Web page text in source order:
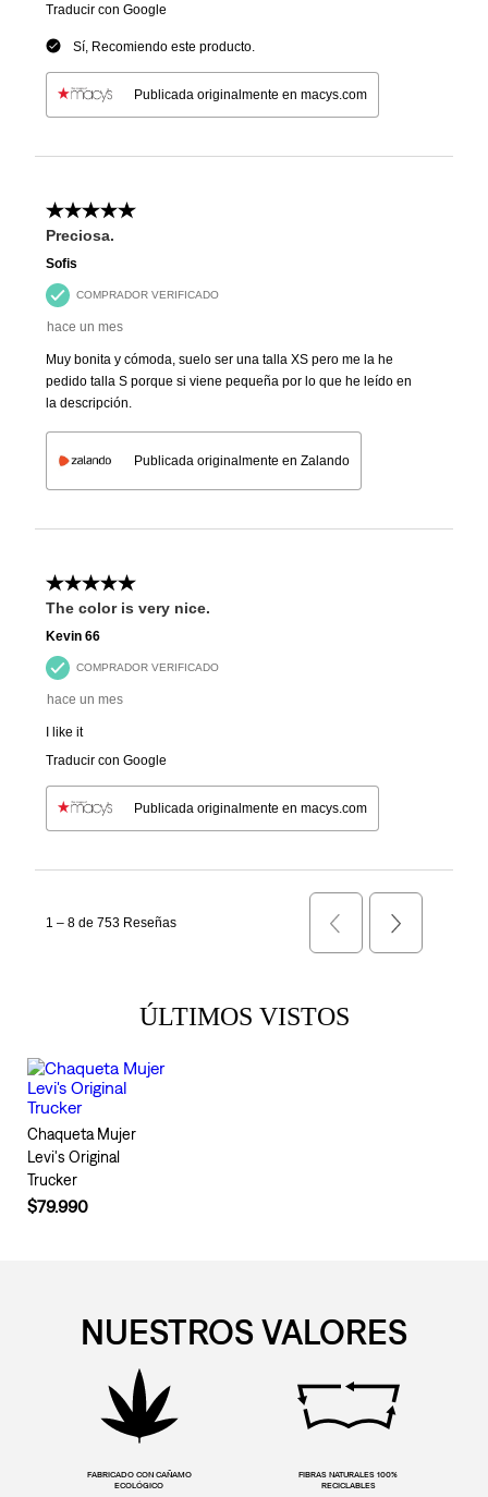
ÚLTIMOS VISTOS
Chaqueta Mujer
Levi's Original
Trucker
$79.990
NUESTROS VALORES
FABRICADO CON CAÑAMO
ECOLÓGICO
FIBRAS NATURALES 100%
RECICLABLES